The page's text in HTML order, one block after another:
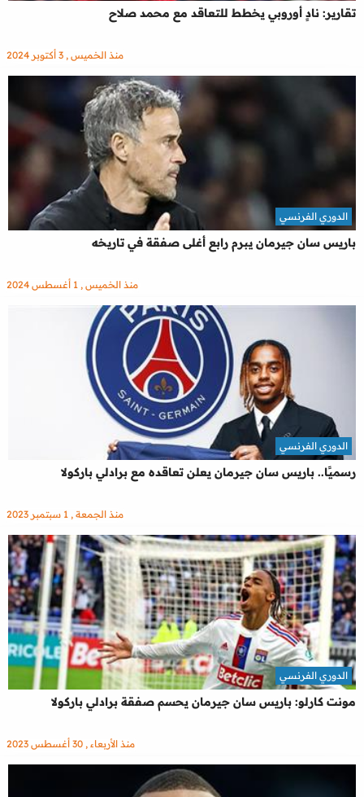
تقارير: نادٍ أوروبي يخطط للتعاقد مع محمد صلاح
منذ الخميس , 3 أكتوبر 2024
باريس سان جيرمان يبرم رابع أغلى صفقة في تاريخه
الدوري الفرنسي
منذ الخميس , 1 أغسطس 2024
رسميًا.. باريس سان جيرمان يعلن تعاقده مع برادلي باركولا
الدوري الفرنسي
منذ الجمعة , 1 سبتمبر 2023
مونت كارلو: باريس سان جيرمان يحسم صفقة برادلي باركولا
الدوري الفرنسي
منذ الأربعاء , 30 أغسطس 2023